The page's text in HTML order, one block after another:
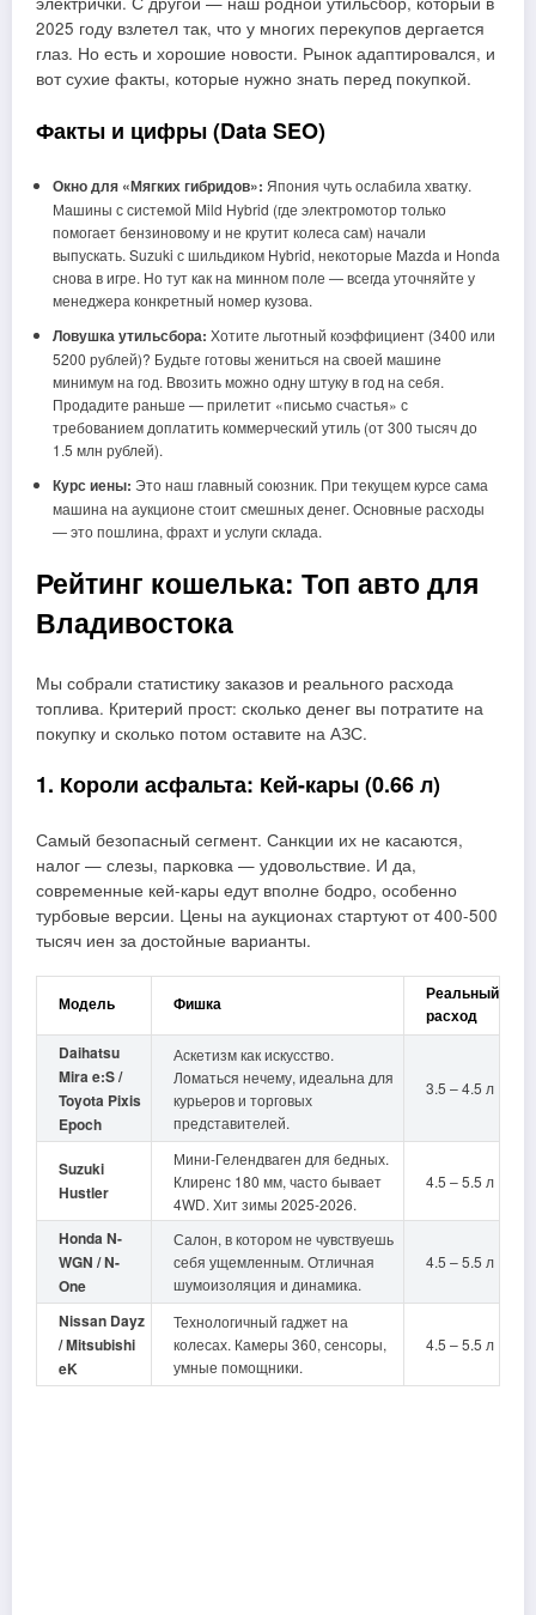
2025 году взлетел так, что у многих перекупов дергается
глаз. Но есть и хорошие новости. Рынок адаптировался, и
вот сухие факты, которые нужно знать перед покупкой.
Факты и цифры (Data SEO)
Окно для «Мягких гибридов»: Япония чуть ослабила хватку.
Машины с системой Mild Hybrid (где электромотор только
помогает бензиновому и не крутит колеса сам) начали
выпускать. Suzuki с шильдиком Hybrid, некоторые Mazda и Honda
снова в игре. Но тут как на минном поле — всегда уточняйте у
менеджера конкретный номер кузова.
Ловушка утильсбора: Хотите льготный коэффициент (3400 или
5200 рублей)? Будьте готовы жениться на своей машине
минимум на год. Ввозить можно одну штуку в год на себя.
Продадите раньше — прилетит «письмо счастья» с
требованием доплатить коммерческий утиль (от 300 тысяч до
1.5 млн рублей).
Курс иены: Это наш главный союзник. При текущем курсе сама
машина на аукционе стоит смешных денег. Основные расходы
— это пошлина, фрахт и услуги склада.
Рейтинг кошелька: Топ авто для
Владивостока
Мы собрали статистику заказов и реального расхода
топлива. Критерий прост: сколько денег вы потратите на
покупку и сколько потом оставите на АЗС.
1. Короли асфальта: Кей-кары (0.66 л)
Самый безопасный сегмент. Санкции их не касаются,
налог — слезы, парковка — удовольствие. И да,
современные кей-кары едут вполне бодро, особенно
турбовые версии. Цены на аукционах стартуют от 400-500
тысяч иен за достойные варианты.
Модель Фишка
Реальный
расход
Daihatsu
Mira e:S /
Toyota Pixis
Epoch
Аскетизм как искусство.
Ломаться нечему, идеальна для
курьеров и торговых
представителей.
3.5 – 4.5 л
Suzuki
Hustler
Мини-Гелендваген для бедных.
Клиренс 180 мм, часто бывает
4WD. Хит зимы 2025-2026.
4.5 – 5.5 л
Honda N-
WGN / N-
One
Салон, в котором не чувствуешь
себя ущемленным. Отличная
шумоизоляция и динамика.
4.5 – 5.5 л
Nissan Dayz
/ Mitsubishi
eK
Технологичный гаджет на
колесах. Камеры 360, сенсоры,
умные помощники.
4.5 – 5.5 л